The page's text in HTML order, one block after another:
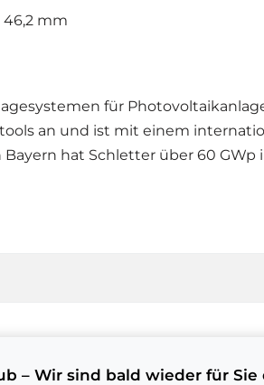
– Wir sind bald wieder für Sie
46,2 mm
für
an und ist mit einem
hat Schletter über 60